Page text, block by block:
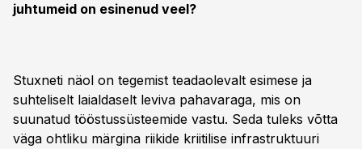
juhtumeid on esinenud veel?
Stuxneti näol on tegemist teadaolevalt esimese ja
suhteliselt laialdaselt leviva pahavaraga, mis on
suunatud tööstussüsteemide vastu. Seda tuleks võtta
väga ohtliku märgina riikide kriitilise infrastruktuuri